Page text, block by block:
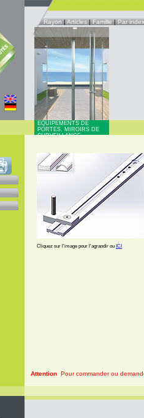
Rayon|Articles|Famille|Par index
EQUIPEMENTS DE
PORTES, MIROIRS DE
SURVEILLANCE
Cliquez sur l'image pour l'agrandir ou ICI
Attention Pour commander ou